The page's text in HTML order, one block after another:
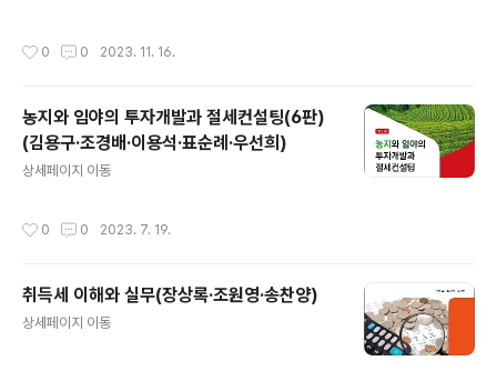
0 0 2023. 11. 16.
농지와 임야의 투자개발과 절세컨설팅(6판)
(김용구·조경배·이용석·표순례·우선희)
상세페이지 이동
0 0 2023. 7. 19.
취득세 이해와 실무(장상록·조원영·송찬양)
상세페이지 이동